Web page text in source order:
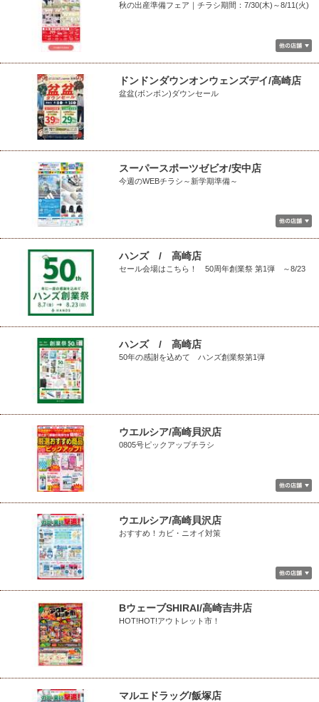
秋の出産準備フェア｜チラシ期間：7/30(木)～8/11(火)
ドンドンダウンオンウェンズデイ/高崎店
盆盆(ボンボン)ダウンセール
スーパースポーツゼビオ/安中店
今週のWEBチラシ～新学期準備～
ハンズ / 高崎店
セール会場はこちら！ 50周年創業祭 第1弾 ～8/23
ハンズ / 高崎店
50年の感謝を込めて ハンズ創業祭第1弾
ウエルシア/高崎貝沢店
0805号ピックアップチラシ
ウエルシア/高崎貝沢店
おすすめ！カビ・ニオイ対策
BウェーブSHIRAI/高崎吉井店
HOT!HOT!アウトレット市！
マルエドラッグ/飯塚店